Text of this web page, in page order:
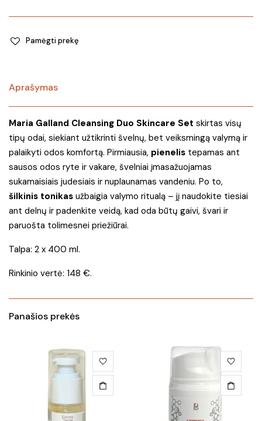
Pamėgti prekę
Aprašymas
Maria Galland Cleansing Duo Skincare Set skirtas visų
tipų odai, siekiant užtikrinti švelnų, bet veiksmingą valymą ir
palaikyti odos komfortą. Pirmiausia, pienelis tepamas ant
sausos odos ryte ir vakare, švelniai įmasažuojamas
sukamaisiais judesiais ir nuplaunamas vandeniu. Po to,
šilkinis tonikas užbaigia valymo ritualą – jį naudokite tiesiai
ant delnų ir padenkite veidą, kad oda būtų gaivi, švari ir
paruošta tolimesnei priežiūrai.
Talpa: 2 x 400 ml.
Rinkinio vertė: 148 €.
Panašios prekės